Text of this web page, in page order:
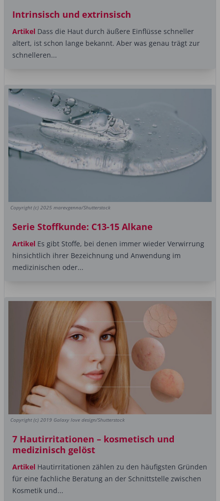
Intrinsisch und extrinsisch
Artikel Dass die Haut durch äußere Einflüsse schneller
altert, ist schon lange bekannt. Aber was genau trägt zur
schnelleren...
Copyright (c) 2025 marevgenna/Shutterstock
Serie Stoffkunde: C13-15 Alkane
Artikel Es gibt Stoffe, bei denen immer wieder Verwirrung
hinsichtlich ihrer Bezeichnung und Anwendung im
medizinischen oder...
Copyright (c) 2019 Galaxy love design/Shutterstock
7 Hautirritationen – kosmetisch und
medizinisch gelöst
Artikel Hautirritationen zählen zu den häufigsten Gründen
für eine fachliche Beratung an der Schnittstelle zwischen
Kosmetik und...